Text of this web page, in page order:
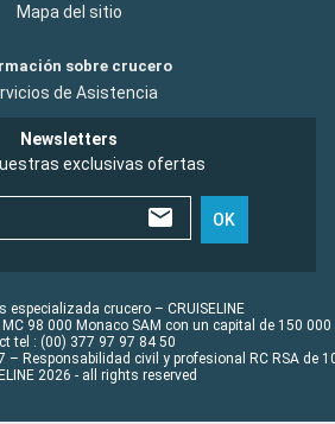
Mapa del sitio
sobre crucero
de Asistencia
Newsletters
exclusivas ofertas
OK
especializada crucero – CRUISELINE
98 000 Monaco SAM con un capital de 150 000
tel : (00) 377 97 97 84 50
Responsabilidad civil y profesional RC RSA de
2026 - all rights reserved